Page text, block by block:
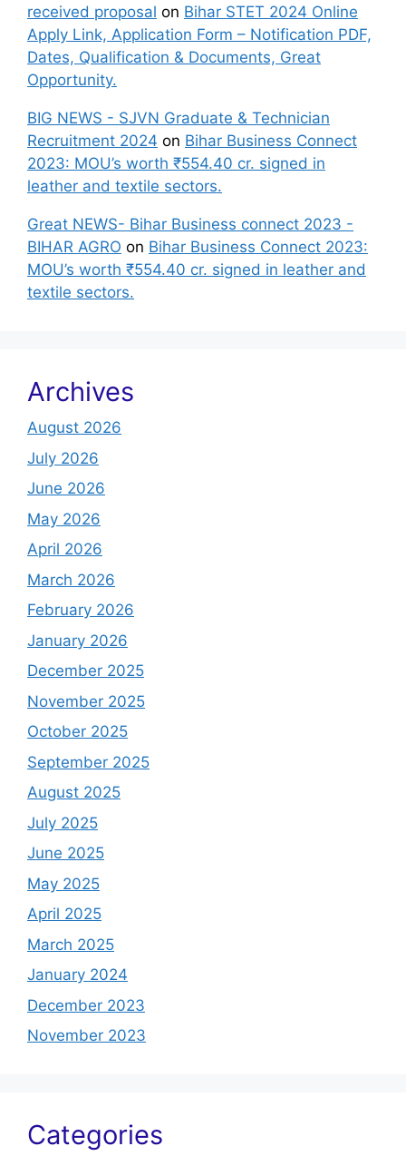
received proposal on Bihar STET 2024 Online
Apply Link, Application Form – Notification PDF,
Dates, Qualification & Documents, Great
Opportunity.
BIG NEWS - SJVN Graduate & Technician
Recruitment 2024 on Bihar Business Connect
2023: MOU’s worth ₹554.40 cr. signed in
leather and textile sectors.
Great NEWS- Bihar Business connect 2023 -
BIHAR AGRO on Bihar Business Connect 2023:
MOU’s worth ₹554.40 cr. signed in leather and
textile sectors.
Archives
August 2026
July 2026
June 2026
May 2026
April 2026
March 2026
February 2026
January 2026
December 2025
November 2025
October 2025
September 2025
August 2025
July 2025
June 2025
May 2025
April 2025
March 2025
January 2024
December 2023
November 2023
Categories